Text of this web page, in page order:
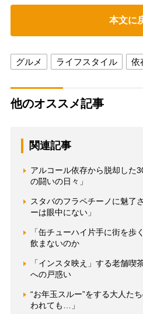
本文に
グルメ ライフスタイル 依
他のオススメ記事
関連記事
アルコール依存から脱却した
の闘いの日々」
スタバのフラペチーノに魅
ーは眼中にない」
「缶チューハイ片手に街を歩
飲まないのか
「インスタ映え」する老舗喫
への戸惑い
“お年玉スルー”をする大人た
われても…」